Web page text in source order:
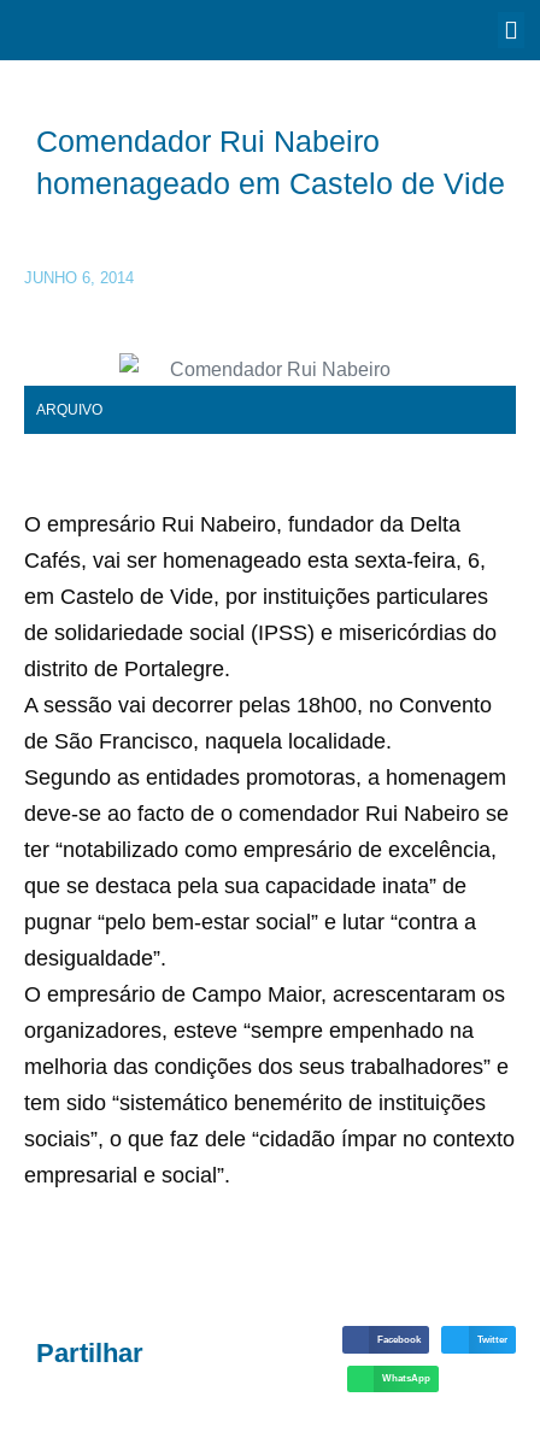
Comendador Rui Nabeiro
homenageado em Castelo de Vide
JUNHO 6, 2014
ARQUIVO
O empresário Rui Nabeiro, fundador da Delta
Cafés, vai ser homenageado esta sexta-feira, 6,
em Castelo de Vide, por instituições particulares
de solidariedade social (IPSS) e misericórdias do
distrito de Portalegre.
A sessão vai decorrer pelas 18h00, no Convento
de São Francisco, naquela localidade.
Segundo as entidades promotoras, a homenagem
deve-se ao facto de o comendador Rui Nabeiro se
ter “notabilizado como empresário de excelência,
que se destaca pela sua capacidade inata” de
pugnar “pelo bem-estar social” e lutar “contra a
desigualdade”.
O empresário de Campo Maior, acrescentaram os
organizadores, esteve “sempre empenhado na
melhoria das condições dos seus trabalhadores” e
tem sido “sistemático benemérito de instituições
sociais”, o que faz dele “cidadão ímpar no contexto
empresarial e social”.
Partilhar Facebook Twitter
WhatsApp